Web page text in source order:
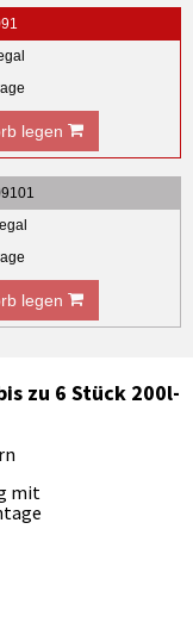
legen
legen
zu 6 Stück 200l-
mit